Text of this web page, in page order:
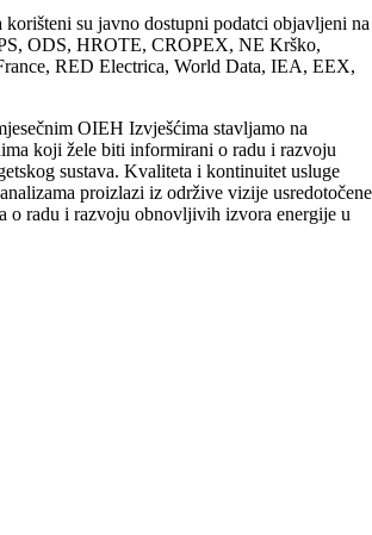
su javno dostupni podatci objavljeni na
ODS, HROTE, CROPEX, NE Krško,
RED Electrica, World Data, IEA, EEX,
OIEH Izvješćima stavljamo na
koji žele biti informirani o radu i razvoju
sustava. Kvaliteta i kontinuitet usluge
proizlazi iz održive vizije usredotočene
o radu i razvoju obnovljivih izvora energije u